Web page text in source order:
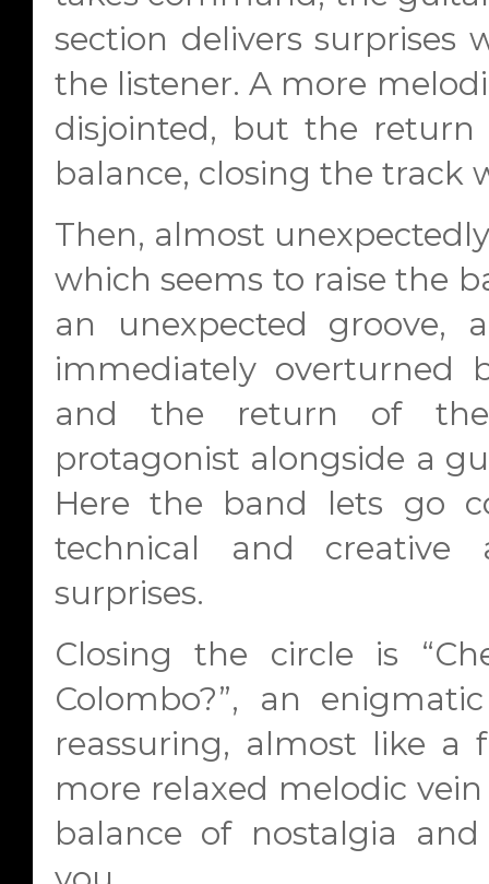
section delivers
the listener. A more
disjointed, but the return
balance, closing the track
Then, almost
which seems to raise the
an unexpected groove,
immediately overturned
and the return of the
protagonist alongside a
Here the band lets go
technical and
surprises.
Closing the circle is
Colombo?”, an
reassuring, almost like a
more relaxed melodic
balance of nostalgia